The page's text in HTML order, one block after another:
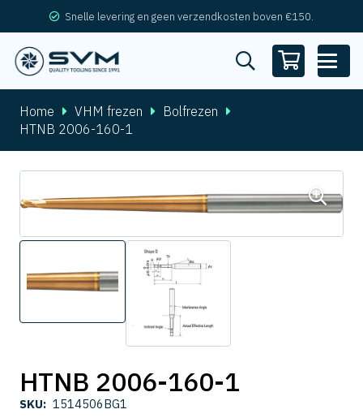
Snelle levering en geen verzendkosten boven €150.
Home VHM frezen
Bolfrezen
HTNB 2006-160-1
HTNB 2006-160-1
SKU: 1514506BG1